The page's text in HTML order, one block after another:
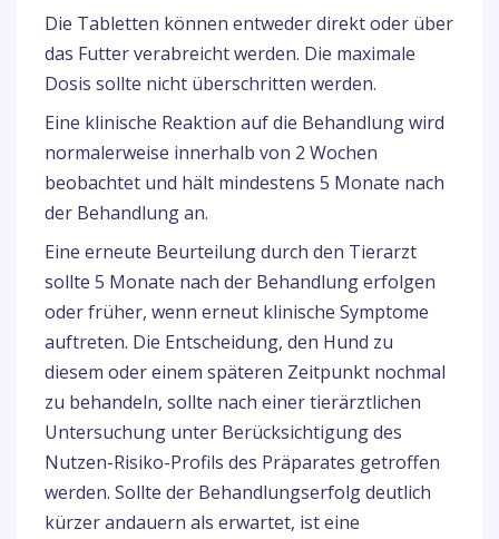
Die Tabletten können entweder direkt oder über
das Futter verabreicht werden. Die maximale
Dosis sollte nicht überschritten werden.
Eine klinische Reaktion auf die Behandlung wird
normalerweise innerhalb von 2 Wochen
beobachtet und hält mindestens 5 Monate nach
der Behandlung an.
Eine erneute Beurteilung durch den Tierarzt
sollte 5 Monate nach der Behandlung erfolgen
oder früher, wenn erneut klinische Symptome
auftreten. Die Entscheidung, den Hund zu
diesem oder einem späteren Zeitpunkt nochmal
zu behandeln, sollte nach einer tierärztlichen
Untersuchung unter Berücksichtigung des
Nutzen-Risiko-Profils des Präparates getroffen
werden. Sollte der Behandlungserfolg deutlich
kürzer andauern als erwartet, ist eine